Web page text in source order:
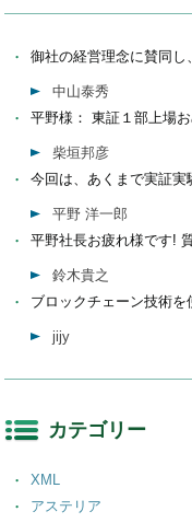
御社の経営理念に賛同
中山泰秀
平野様： 東証１部上場
柴垣邦彦
今回は、あくまで実証
平野 洋一郎
平野社長お疲れ様です!
鈴木貴之
ブロックチェーン技術
jijy
カテゴリー
XML
アステリア